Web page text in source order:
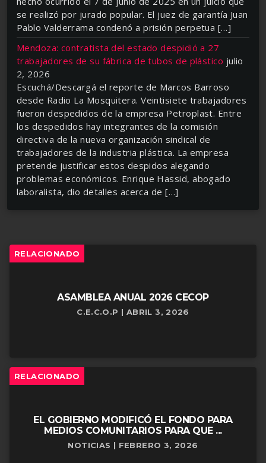
se realizó por jurado popular. El juez de garantía Juan
Pablo Valderrama condenó a prisión perpetua […]
Mendoza: contratista del estado despidió a 27
trabajadores de su fábrica de tubos de plástico julio
2, 2026
Escuchá/Descargá el reporte de Marcos Barroso
desde Radio La Mosquitera. Veintisiete trabajadores
fueron despedidos de la empresa Petroplast. Entre
los despedidos hay integrantes de la comisión
directiva de la nueva organización sindical de
trabajadores de la industria plástica. La empresa
pretende justificar estos despidos alegando
problemas económicos. Enrique Hassid, abogado
laboralista, dio detalles acerca de […]
RELACIONADO
ASAMBLEA ANUAL 2026 CECOP
C.E.C.O.P | ABRIL 3, 2026
RELACIONADO
EL GOBIERNO MODIFICÓ EL FONDO PARA
MEDIOS COMUNITARIOS PARA QUE ...
NOTICIAS | FEBRERO 3, 2026